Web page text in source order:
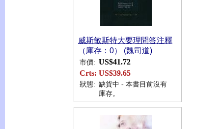
威斯敏斯特大要理問答注釋
（庫存：0） (魏司道)
市價: US$41.72
Crts: US$39.65
狀態: 缺貨中 - 本書目前沒有
庫存。